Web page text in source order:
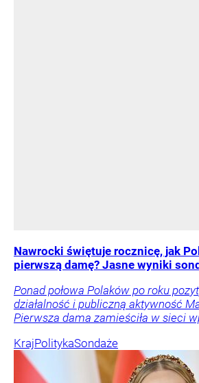
Nawrocki świętuje rocznicę, jak
pierwszą damę? Jasne wyniki
Ponad połowa Polaków po roku
działalność i publiczną aktywność
Pierwsza dama zamieściła w sieci
KrajPolitykaSondaże